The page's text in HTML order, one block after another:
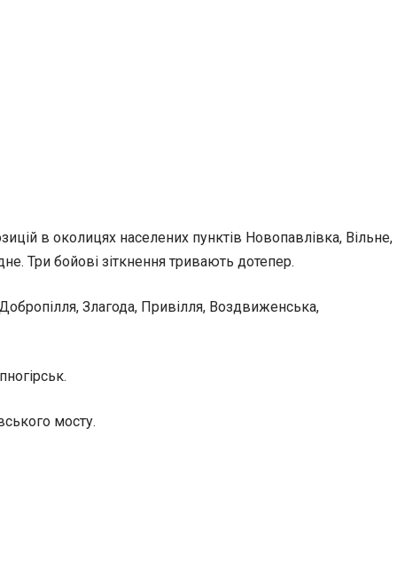
в околицях населених пунктів Новопавлівка, Вільне,
Три бойові зіткнення тривають дотепер.
Злагода, Привілля, Воздвиженська,
мосту.